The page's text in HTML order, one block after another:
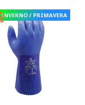
INVERNO / PRIMAVERA